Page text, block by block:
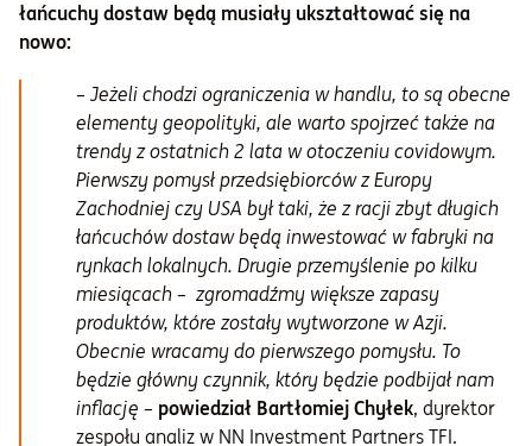
łańcuchy dostaw będą musiały ukształtować się na
nowo:
– Jeżeli chodzi ograniczenia w handlu, to są obecne
elementy geopolityki, ale warto spojrzeć także na
trendy z ostatnich 2 lata w otoczeniu covidowym.
Pierwszy pomysł przedsiębiorców z Europy
Zachodniej czy USA był taki, że z racji zbyt długich
łańcuchów dostaw będą inwestować w fabryki na
rynkach lokalnych. Drugie przemyślenie po kilku
miesiącach – zgromadźmy większe zapasy
produktów, które zostały wytworzone w Azji.
Obecnie wracamy do pierwszego pomysłu. To
będzie główny czynnik, który będzie podbijał nam
inflację – powiedział Bartłomiej Chyłek, dyrektor
zespołu analiz w NN Investment Partners TFI.